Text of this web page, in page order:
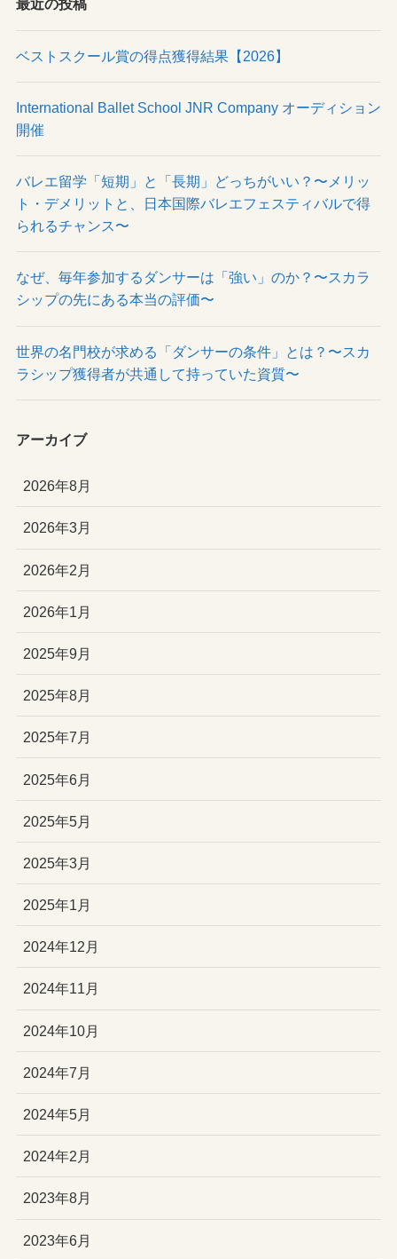
最近の投稿
ベストスクール賞の得点獲得結果【2026】
International Ballet School JNR Company オーディション
開催
バレエ留学「短期」と「長期」どっちがいい？〜メリッ
ト・デメリットと、日本国際バレエフェスティバルで得
られるチャンス〜
なぜ、毎年参加するダンサーは「強い」のか？〜スカラ
シップの先にある本当の評価〜
世界の名門校が求める「ダンサーの条件」とは？〜スカ
ラシップ獲得者が共通して持っていた資質〜
アーカイブ
2026年8月
2026年3月
2026年2月
2026年1月
2025年9月
2025年8月
2025年7月
2025年6月
2025年5月
2025年3月
2025年1月
2024年12月
2024年11月
2024年10月
2024年7月
2024年5月
2024年2月
2023年8月
2023年6月